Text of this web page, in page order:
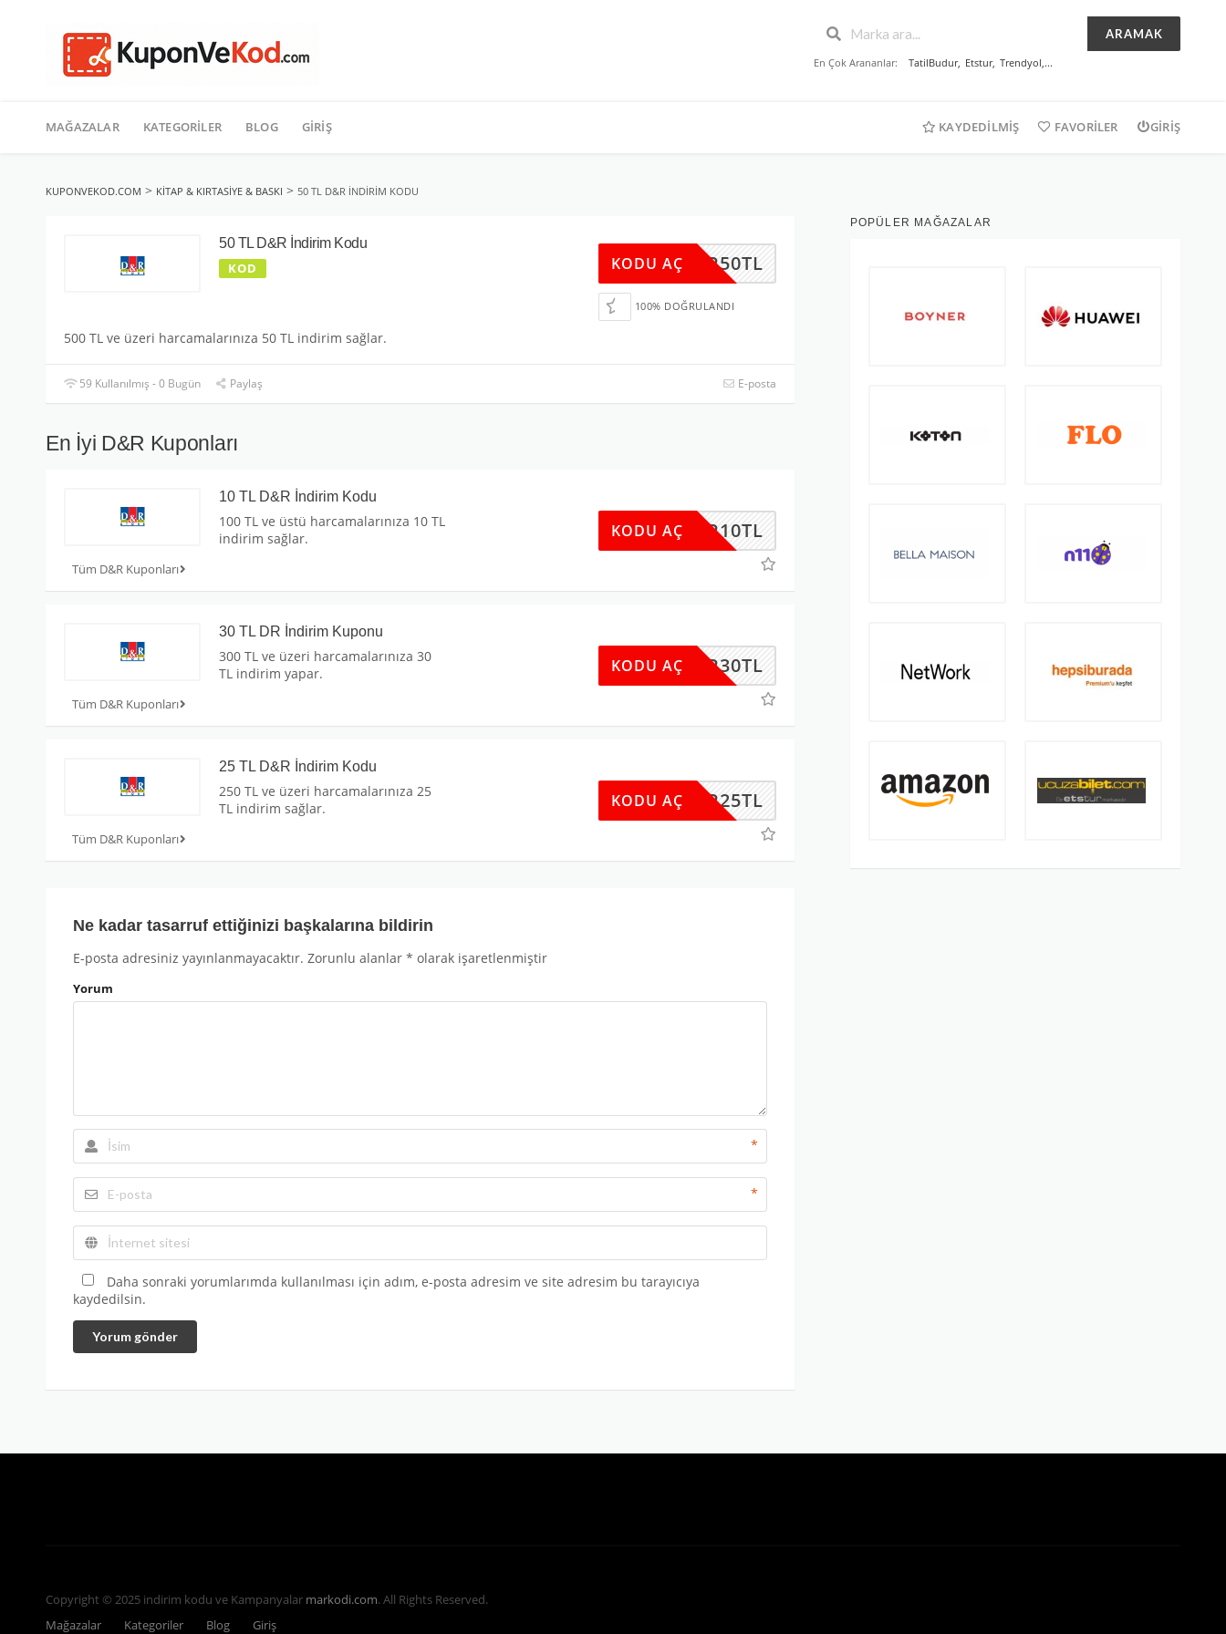
ARAMAK
En Çok Arananlar: TatilBudur, Etstur, Trendyol,...
geç
MAĞAZALAR KATEGORILER BLOG GIRIŞ KAYDEDILMIŞ FAVORILER GIRIŞ
KUPONVEKOD.COM > KITAP & KIRTASIYE & BASKI > 50 TL D&R İNDIRIM KODU
50 TL D&R İndirim Kodu
KOD DR50TL
KODU AÇ
100% DOĞRULANDI
500 TL ve üzeri harcamalarınıza 50 TL indirim sağlar.
59 Kullanılmış - 0 Bugün Paylaş E-posta
En İyi D&R Kuponları
Tüm D&R Kuponları
10 TL D&R İndirim Kodu
100 TL ve üstü harcamalarınıza 10 TL
indirim sağlar.
DR10TL
KODU AÇ
Tüm D&R Kuponları
30 TL DR İndirim Kuponu
300 TL ve üzeri harcamalarınıza 30
TL indirim yapar.
DR30TL
KODU AÇ
Tüm D&R Kuponları
25 TL D&R İndirim Kodu
250 TL ve üzeri harcamalarınıza 25
TL indirim sağlar.
DR25TL
KODU AÇ
Ne kadar tasarruf ettiğinizi başkalarına bildirin
E-posta adresiniz yayınlanmayacaktır. Zorunlu alanlar * olarak işaretlenmiştir
Yorum
*
*
Daha sonraki yorumlarımda kullanılması için adım, e-posta adresim ve site adresim bu tarayıcıya
kaydedilsin.
Yorum gönder
POPÜLER MAĞAZALAR
Copyright © 2025 indirim kodu ve Kampanyalar markodi.com. All Rights Reserved.
Mağazalar
Kategoriler Blog Giriş